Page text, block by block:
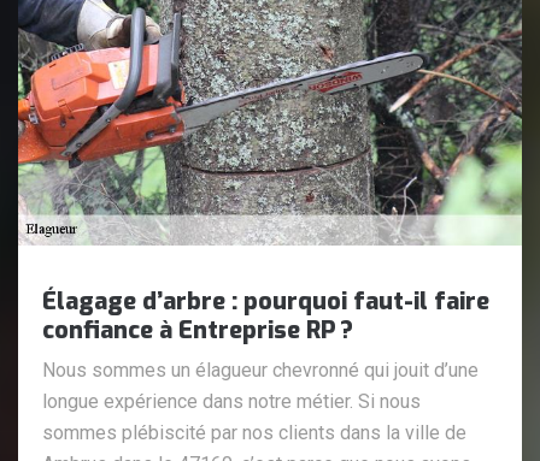
Élagage d’arbre : pourquoi faut-il faire
confiance à Entreprise RP ?
Nous sommes un élagueur chevronné qui jouit d’une
longue expérience dans notre métier. Si nous
sommes plébiscité par nos clients dans la ville de